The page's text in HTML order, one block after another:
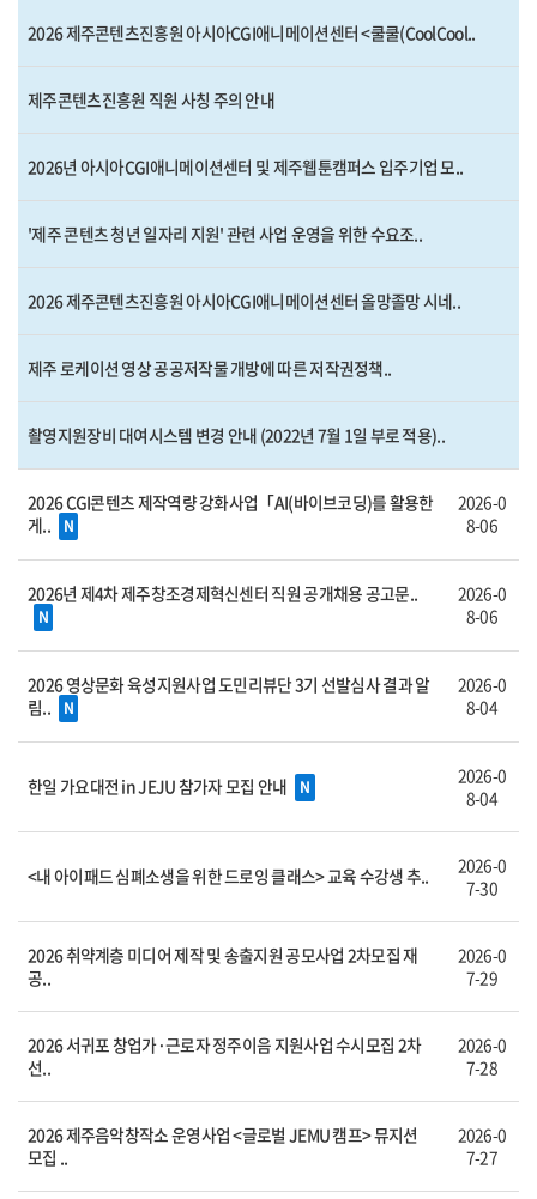
2026 제주콘텐츠진흥원 아시아CGI애니메이션센터 <쿨쿨(CoolCool..
제주콘텐츠진흥원 직원 사칭 주의 안내
2026년 아시아CGI애니메이션센터 및 제주웹툰캠퍼스 입주기업 모..
'제주 콘텐츠 청년 일자리 지원' 관련 사업 운영을 위한 수요조..
2026 제주콘텐츠진흥원 아시아CGI애니메이션센터 올망졸망 시네..
제주 로케이션 영상 공공저작물 개방에 따른 저작권정책..
촬영지원장비 대여시스템 변경 안내 (2022년 7월 1일 부로 적용)..
2026 CGI콘텐츠 제작역량 강화사업「AI(바이브코딩)를 활용한
게..
N
2026-0
8-06
2026년 제4차 제주창조경제혁신센터 직원 공개채용 공고문..
N
2026-0
8-06
2026 영상문화 육성지원사업 도민리뷰단 3기 선발심사 결과 알
림..
N
2026-0
8-04
한일 가요대전 in JEJU 참가자 모집 안내 N
2026-0
8-04
<내 아이패드 심폐소생을 위한 드로잉 클래스> 교육 수강생 추..
2026-0
7-30
2026 취약계층 미디어 제작 및 송출지원 공모사업 2차모집 재
공..
2026-0
7-29
2026 서귀포 창업가·근로자 정주이음 지원사업 수시모집 2차
선..
2026-0
7-28
2026 제주음악창작소 운영사업 <글로벌 JEMU 캠프> 뮤지션
모집 ..
2026-0
7-27